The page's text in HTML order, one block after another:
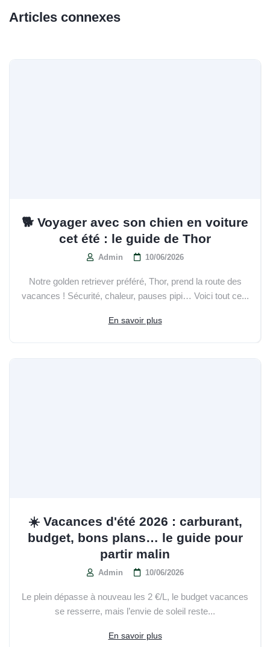
Articles connexes
🐕 Voyager avec son chien en voiture
cet été : le guide de Thor
Admin 10/06/2026
Notre golden retriever préféré, Thor, prend la route des
vacances ! Sécurité, chaleur, pauses pipi… Voici tout ce...
En savoir plus
☀️ Vacances d'été 2026 : carburant,
budget, bons plans… le guide pour
partir malin
Admin 10/06/2026
Le plein dépasse à nouveau les 2 €/L, le budget vacances
se resserre, mais l’envie de soleil reste...
En savoir plus